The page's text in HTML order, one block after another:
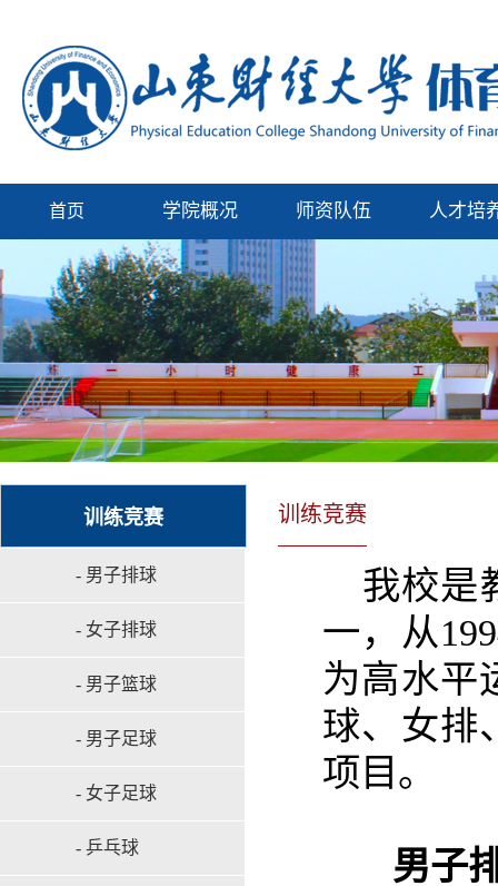
首页 学院概况 师资队伍 人才培
训练竞赛
- 男子排球
- 女子排球
- 男子篮球
- 男子足球
- 女子足球
- 乒乓球
训练竞赛
我校是
一，从
为高水平
球、女排
项目。
男子排